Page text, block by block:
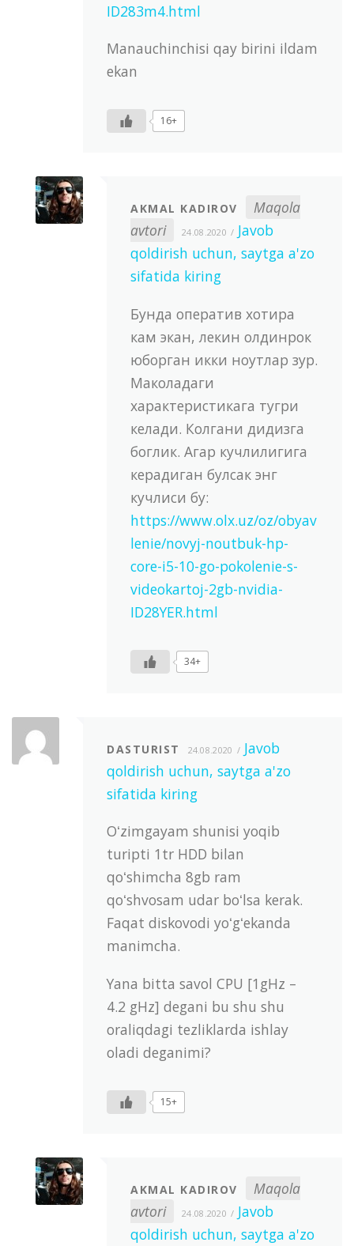
ID283m4.html
Manauchinchisi qay birini ildam
ekan
16+
AKMAL KADIROV
Maqola
avtori
24.08.2020
Javob
qoldirish uchun, saytga a'zo
sifatida kiring
Бунда оператив хотира
кам экан, лекин олдинрок
юборган икки ноутлар зур.
Маколадаги
характеристикага тугри
келади. Колгани дидизга
боглик. Агар кучлилигига
керадиган булсак энг
кучлиси бу:
https://www.olx.uz/oz/obyav
lenie/novyj-noutbuk-hp-
core-i5-10-go-pokolenie-s-
videokartoj-2gb-nvidia-
ID28YER.html
34+
DASTURIST 24.08.2020
Javob
qoldirish uchun, saytga a'zo
sifatida kiring
Oʻzimgayam shunisi yoqib
turipti 1tr HDD bilan
qoʻshimcha 8gb ram
qoʻshvosam udar boʻlsa kerak.
Faqat diskovodi yoʻgʻekanda
manimcha.
Yana bitta savol CPU [1gHz –
4.2 gHz] degani bu shu shu
oraliqdagi tezliklarda ishlay
oladi deganimi?
15+
AKMAL KADIROV
Maqola
avtori
24.08.2020
Javob
qoldirish uchun, saytga a'zo